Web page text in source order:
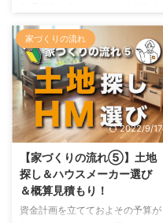
に進んでいってくださいね。 ...
生でこれまで一度も経験したこと
のない、数千万というお金が関わ
る書類に、次々とサインをしてい
かなければなりません。 そのた
め、マイホーム購入の流れの中
で、最も大変で、最も精神面の負
荷が大きくなる時期でもありま
す。 しかし、ここを乗り越えな
いと念願の注文住宅は手に入りま
せん！ 辛く苦しい時期ですが、
一緒に乗り越えていきましょう
(^^) まずは、土地の購入！ 注文
家づくりの流れ
2022/9/17
【家づくりの流れ⑤】土地
探し＆ハウスメーカー選び
＆概算見積もり！
資金計画を立てておよその予算が